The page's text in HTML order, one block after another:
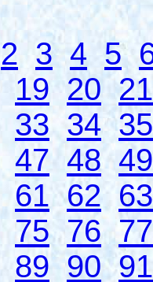
2 3 4 5
19 20 21
33 34 35
47 48 49
61 62 63
75 76 77
89 90 91